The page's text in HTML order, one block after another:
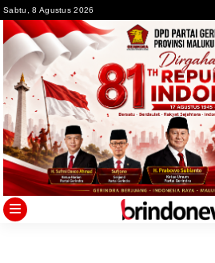
to
content
Sabtu, 8 Agustus 2026